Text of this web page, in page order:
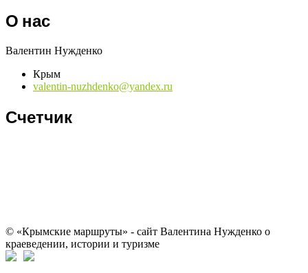
О нас
Валентин Нужденко
Крым
valentin-nuzhdenko@yandex.ru
Счетчик
© «Крымские маршруты» - сайт Валентина Нужденко о
краеведении, истории и туризме